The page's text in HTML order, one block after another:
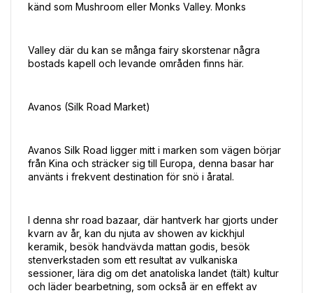
känd som Mushroom eller Monks Valley. Monks
Valley där du kan se många fairy skorstenar några
bostads kapell och levande områden finns här.
Avanos (Silk Road Market)
Avanos Silk Road ligger mitt i marken som vägen börjar
från Kina och sträcker sig till Europa, denna basar har
använts i frekvent destination för snö i åratal.
I denna shr road bazaar, där hantverk har gjorts under
kvarn av år, kan du njuta av showen av kickhjul
keramik, besök handvävda mattan godis, besök
stenverkstaden som ett resultat av vulkaniska
sessioner, lära dig om det anatoliska landet (tält) kultur
och läder bearbetning, som också är en effekt av